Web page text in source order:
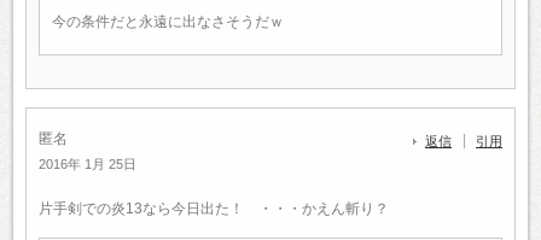
今の条件だと永遠に出なさそうだｗ
匿名
2016年 1月 25日
返信 引用
片手剣での炎13なら今日出た！ ・・・かえん斬り？